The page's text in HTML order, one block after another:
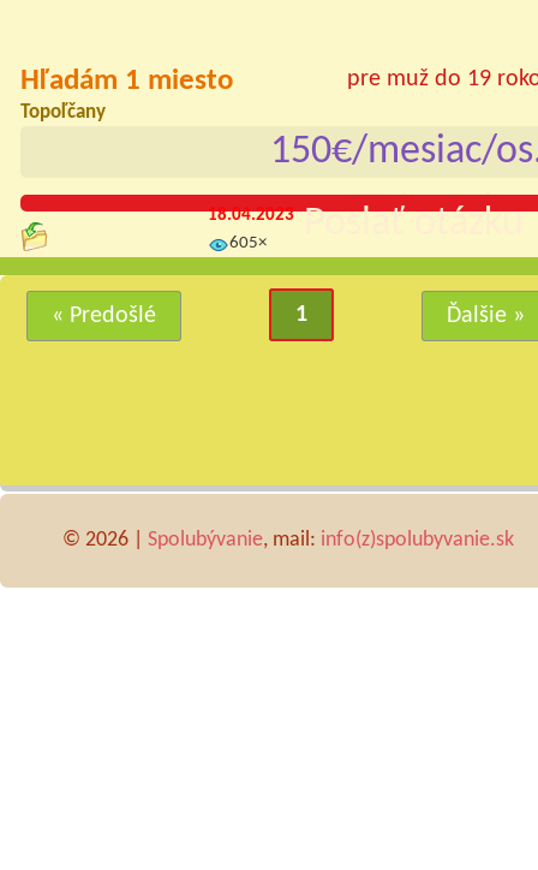
pre muž do 19
Hľadám 1 miesto
Topoľčany
150€/mesiac/
Poslať otázku
18.04.2023
605×
Ďalšie »
« Predošlé 1
© 2026 | Spolubývanie, mail: info(z)spolubyvanie.sk